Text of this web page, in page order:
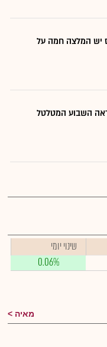
יש המלצה חמה על
השבוע המטלטל
שינוי יומי
0.06%
מאיה